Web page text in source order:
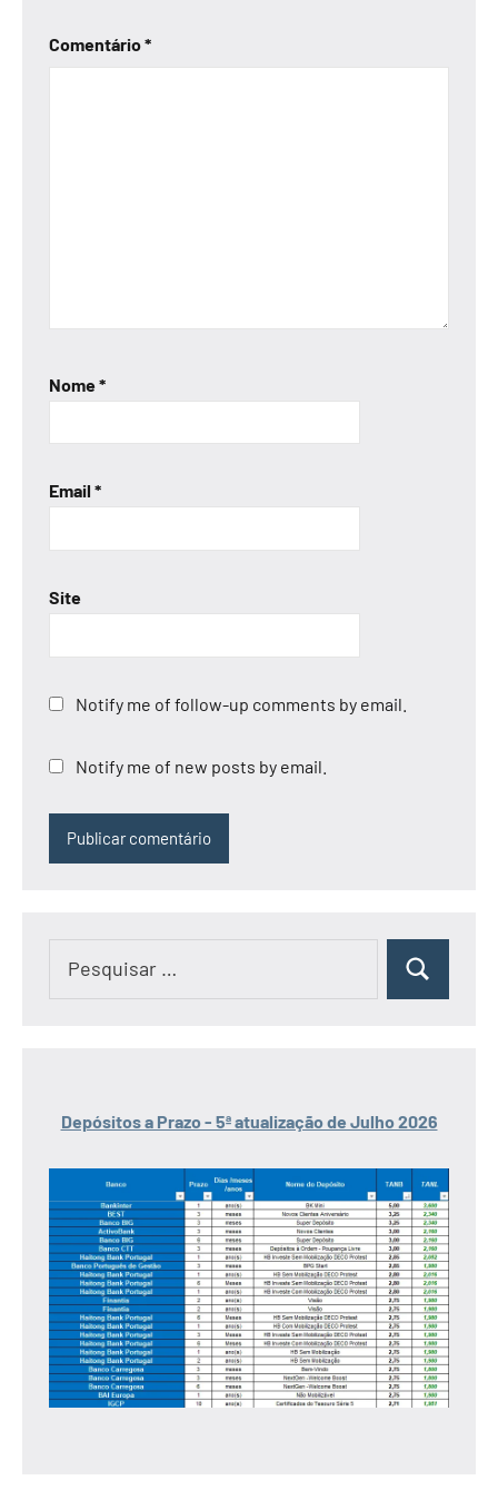
Comentário*
Nome*
Email *
Site
Notify me of follow-up comments by email.
Notify me of new posts by email.
Pesquisar
Depósitos a Prazo - 5ª atualização de Julho 2026